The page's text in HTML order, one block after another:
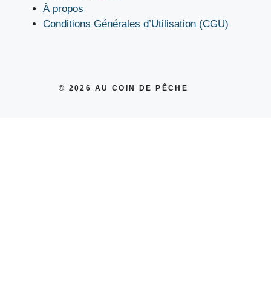
À propos
Conditions Générales d’Utilisation (CGU)
© 2026 AU COIN DE PÊCHE